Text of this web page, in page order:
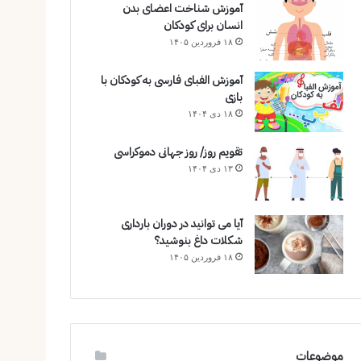
آموزش شناخت اعضای بدن
انسان برای کودکان
۱۸ فروردین ۱۴۰۵
آموزش الفبای فارسی به کودکان با
بازی
۱۸ دی ۱۴۰۴
تقویم روز/ روز جهانی دموکراسی
۱۳ دی ۱۴۰۴
آیا می توانید در دوران بارداری
شکلات داغ بنوشید؟
۱۸ فروردین ۱۴۰۵
موضوعات